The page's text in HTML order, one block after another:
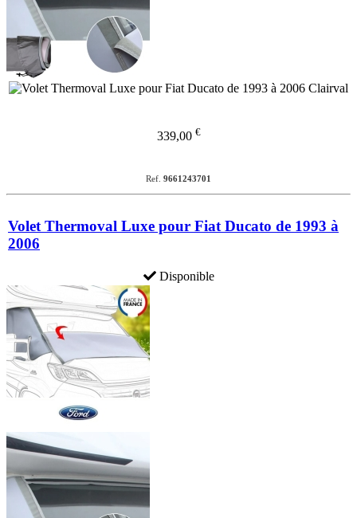
339,00 €
Ref. 9661243701
Volet Thermoval Luxe pour Fiat Ducato de 1993 à
2006
Disponible